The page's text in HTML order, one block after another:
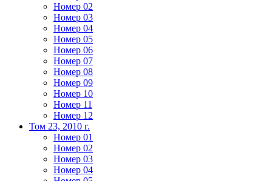
Номер 02
Номер 03
Номер 04
Номер 05
Номер 06
Номер 07
Номер 08
Номер 09
Номер 10
Номер 11
Номер 12
Том 23, 2010 г.
Номер 01
Номер 02
Номер 03
Номер 04